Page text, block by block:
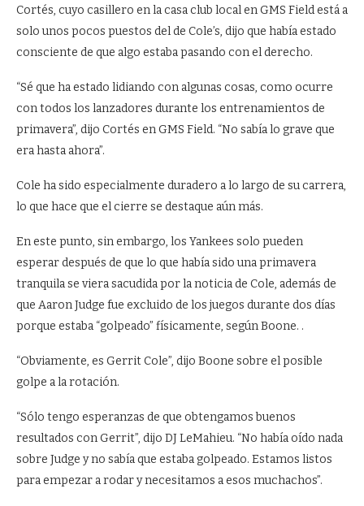
Cortés, cuyo casillero en la casa club local en GMS Field está a
solo unos pocos puestos del de Cole’s, dijo que había estado
consciente de que algo estaba pasando con el derecho.
“Sé que ha estado lidiando con algunas cosas, como ocurre
con todos los lanzadores durante los entrenamientos de
primavera”, dijo Cortés en GMS Field. “No sabía lo grave que
era hasta ahora”.
Cole ha sido especialmente duradero a lo largo de su carrera,
lo que hace que el cierre se destaque aún más.
En este punto, sin embargo, los Yankees solo pueden
esperar después de que lo que había sido una primavera
tranquila se viera sacudida por la noticia de Cole, además de
que Aaron Judge fue excluido de los juegos durante dos días
porque estaba “golpeado” físicamente, según Boone. .
“Obviamente, es Gerrit Cole”, dijo Boone sobre el posible
golpe a la rotación.
“Sólo tengo esperanzas de que obtengamos buenos
resultados con Gerrit”, dijo DJ LeMahieu. “No había oído nada
sobre Judge y no sabía que estaba golpeado. Estamos listos
para empezar a rodar y necesitamos a esos muchachos”.